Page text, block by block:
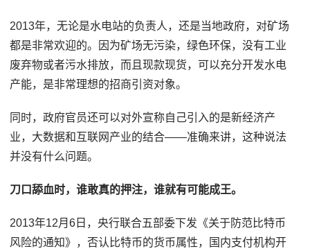
2013年，无论是水电站的负责人，还是当地政府，对矿场
都是非常欢迎的。因为矿场无污染，绿色环保，没有工业
废弃物或者污水排放，而且现款现货，可以充分开发水电
产能，是非常理想的招商引资对象。
同时，政府官员还可以对外宣称自己引入的是新经济产
业，大数据和互联网产业的结合——准确来讲，这种说法
并没有什么问题。
刀口舔血时，谁敢真的押注，谁就有可能成王。‍‍
2013年12月6日，央行联合五部委下发《关于防范比特币
风险的通知》，否认比特币的货币属性，国内支付机构开